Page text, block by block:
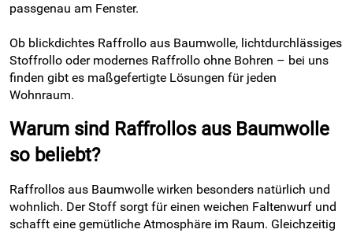
passgenau am Fenster.
Ob blickdichtes Raffrollo aus Baumwolle, lichtdurchlässiges
Stoffrollo oder modernes Raffrollo ohne Bohren – bei uns
finden gibt es maßgefertigte Lösungen für jeden
Wohnraum.
Warum sind Raffrollos aus Baumwolle
so beliebt?
Raffrollos aus Baumwolle wirken besonders natürlich und
wohnlich. Der Stoff sorgt für einen weichen Faltenwurf und
schafft eine gemütliche Atmosphäre im Raum. Gleichzeitig